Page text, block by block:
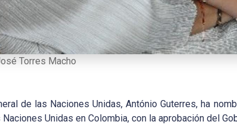
Torres Macho
de las Naciones Unidas, António Guterres, ha
Unidas en Colombia, con la aprobación del